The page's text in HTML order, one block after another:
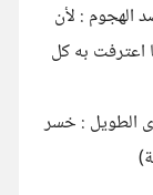
الهجوم : لأن
اعترفت به كل
الطويل : خسر